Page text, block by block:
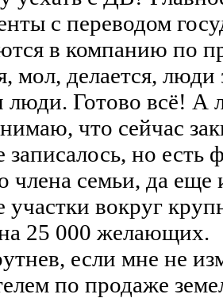
с переводом
в компанию по
мол, делается,
люди. Готово всё! А
что сейчас
но есть
члена семьи, да еще
участки вокруг
25 000 желающих.
если мне не
по продаже